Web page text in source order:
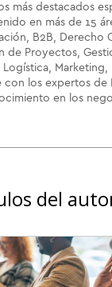
más destacados
en más de 15
B2B, Derecho
de Proyectos,
Marketing,
con los expertos de
en los
del